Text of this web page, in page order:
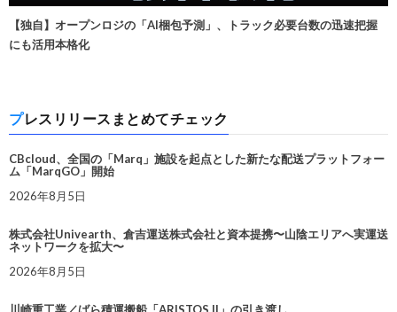
【独自】オープンロジの「AI梱包予測」、トラック必要台数の迅速把握
にも活用本格化
プレスリリースまとめてチェック
CBcloud、全国の「Marq」施設を起点とした新たな配送プラットフォー
ム「MarqGO」開始
2026年8月5日
株式会社Univearth、倉吉運送株式会社と資本提携〜山陰エリアへ実運送
ネットワークを拡大〜
2026年8月5日
川崎重工業／ばら積運搬船「ARISTOS II」の引き渡し